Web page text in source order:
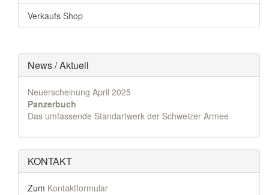
Verkaufs Shop
News / Aktuell
Neuerscheinung April 2025
Panzerbuch
Das umfassende Standartwerk der Schweizer Armee
KONTAKT
Zum Kontaktformular